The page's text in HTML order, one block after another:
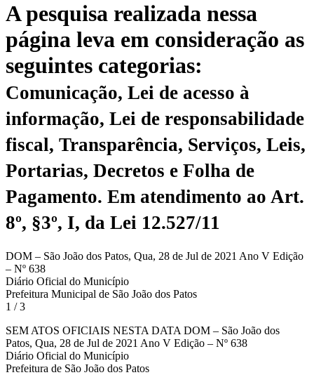
A pesquisa realizada nessa
página leva em consideração as
seguintes categorias:
Comunicação, Lei de acesso à
informação, Lei de responsabilidade
fiscal, Transparência, Serviços, Leis,
Portarias, Decretos e Folha de
Pagamento. Em atendimento ao Art.
8º, §3º, I, da Lei 12.527/11
DOM – São João dos Patos, Qua, 28 de Jul de 2021 Ano V Edição
– Nº 638
Diário Oficial do Município
Prefeitura Municipal de São João dos Patos
1 / 3
SEM ATOS OFICIAIS NESTA DATA DOM – São João dos
Patos, Qua, 28 de Jul de 2021 Ano V Edição – Nº 638
Diário Oficial do Município
Prefeitura de São João dos Patos